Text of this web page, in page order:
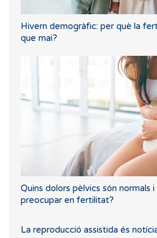
Hivern demogràfic: per què la
que mai?
Quins dolors pèlvics són normals i
preocupar en fertilitat?
La reproducció assistida és